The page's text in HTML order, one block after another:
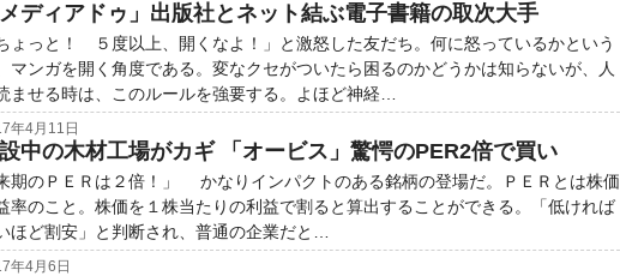
メディアドゥ」出版社とネット結ぶ電子書籍の取次大手
ちょっと！ ５度以上、開くなよ！」と激怒した友だち。何に怒っているかという
マンガを開く角度である。変なクセがついたら困るのかどうかは知らないが、人
ませる時は、このルールを強要する。よほど神経…
年4月11日
中の木材工場がカギ 「オービス」驚愕のPER2倍で買い
来期のＰＥＲは２倍！」 かなりインパクトのある銘柄の登場だ。ＰＥＲとは株価
率のこと。株価を１株当たりの利益で割ると算出することができる。「低ければ
ほど割安」と判断され、普通の企業だと…
年4月6日